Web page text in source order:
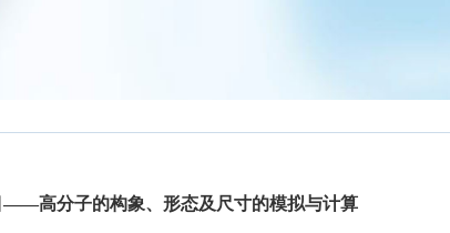
——高分子的构象、形态及尺寸的模拟与计算